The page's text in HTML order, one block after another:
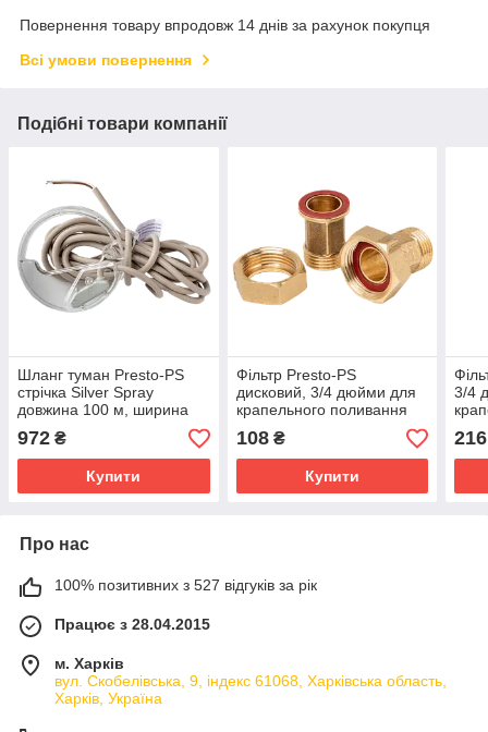
Повернення товару впродовж 14 днів за рахунок покупця
Всі умови повернення
Подібні товари компанії
Шланг туман Presto-PS
стрічка Silver Spray
довжина 100 м, ширина
поливання 6 м, діаметр 32
мм (501008-7)
972 ₴
Купити
Фільтр Presto-PS
дисковий, 3/4 дюйми для
крапельного поливання
(1725-D-120)
108₴
Купити
3/4
216
Про нас
100% позитивних з 527 відгуків за рік
Працює з 28.04.2015
м. Харків
вул. Скобелівська, 9, індекс 61068, Харківська область,
Харків, Україна